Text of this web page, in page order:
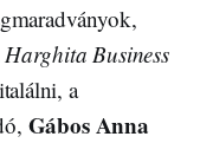
Harghita Business
a
Gábos Anna